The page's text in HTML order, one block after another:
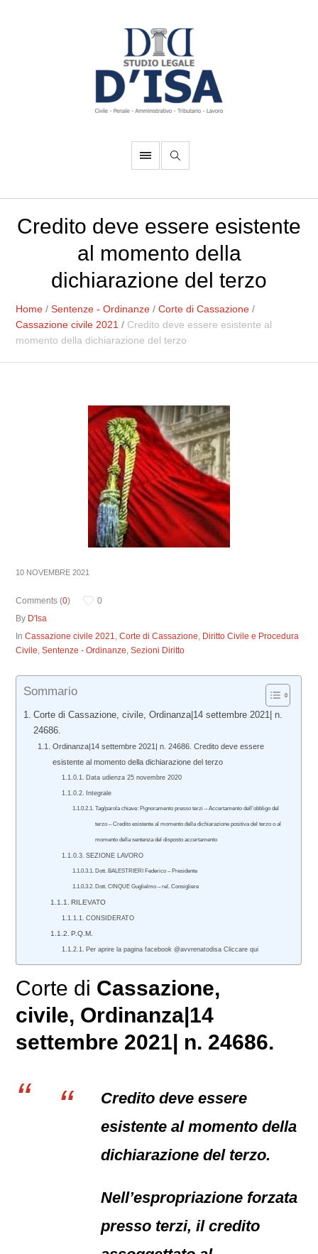
Credito deve essere esistente
al momento della
dichiarazione del terzo
Home /Sentenze - Ordinanze /Corte di Cassazione /
Cassazione civile 2021 / Credito deve essere esistente al
momento della dichiarazione del terzo
10 NOVEMBRE 2021
Comments (0)
0
By D'Isa
InCassazione civile 2021,Corte di Cassazione, Diritto Civile e Procedura
Civile,Sentenze - Ordinanze,Sezioni Diritto
Sommario
Corte di Cassazione, civile, Ordinanza|14 settembre 2021| n.
24686.
Ordinanza|14 settembre 2021| n. 24686. Credito deve essere
esistente al momento della dichiarazione del terzo
Data udienza 25 novembre 2020
Integrale
Tag/parola chiave: Pignoramento presso terzi – Accertamento dell’obbligo del
terzo – Credito esistente al momento della dichiarazione positiva del terzo o al
momento della sentenza del disposto accertamento
SEZIONE LAVORO
Dott. BALESTRIERI Federico – Presidente
Dott. CINQUE Guglielmo – rel. Consigliere
RILEVATO
CONSIDERATO
P.Q.M.
Per aprire la pagina facebook @avvrenatodisa Cliccare qui
Corte di Cassazione,
civile, Ordinanza|14
settembre 2021| n. 24686.
Credito deve essere
esistente al momento della
dichiarazione del terzo.
Nell’espropriazione forzata
presso terzi, il credito